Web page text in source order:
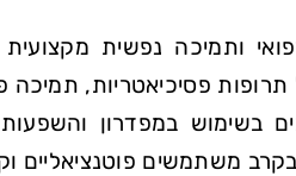
ותמיכה נפשית
פסיכיאטריות, תמיכה
במפדרון
משתמשים פוטנציאליים